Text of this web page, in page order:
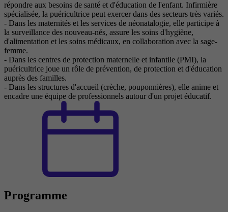
répondre aux besoins de santé et d'éducation de l'enfant. Infirmière
spécialisée, la puéricultrice peut exercer dans des secteurs très variés.
- Dans les maternités et les services de néonatalogie, elle participe à
la surveillance des nouveau-nés, assure les soins d'hygiène,
d'alimentation et les soins médicaux, en collaboration avec la sage-
femme.
- Dans les centres de protection maternelle et infantile (PMI), la
puéricultrice joue un rôle de prévention, de protection et d'éducation
auprès des familles.
- Dans les structures d'accueil (crèche, pouponnières), elle anime et
encadre une équipe de professionnels autour d'un projet éducatif.
Programme